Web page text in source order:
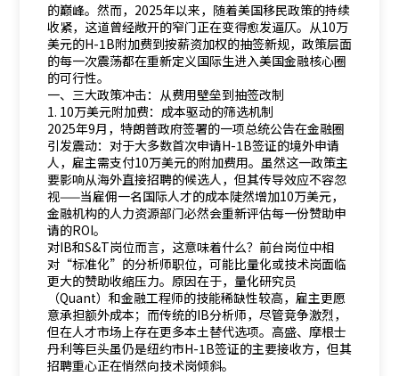
的巅峰。然而，2025年以来，随着美国移民政策的持续
收紧，这道曾经敞开的窄门正在变得愈发逼仄。从10万
美元的H-1B附加费到按薪资加权的抽签新规，政策层面
的每一次震荡都在重新定义国际生进入美国金融核心圈
的可行性。
一、三大政策冲击：从费用壁垒到抽签改制
1. 10万美元附加费：成本驱动的筛选机制
2025年9月，特朗普政府签署的一项总统公告在金融圈
引发震动：对于大多数首次申请H-1B签证的境外申请
人，雇主需支付10万美元的附加费用。虽然这一政策主
要影响从海外直接招聘的候选人，但其传导效应不容忽
视——当雇佣一名国际人才的成本陡然增加10万美元，
金融机构的人力资源部门必然会重新评估每一份赞助申
请的ROI。
对IB和S&T岗位而言，这意味着什么？前台岗位中相
对“标准化”的分析师职位，可能比量化或技术岗面临
更大的赞助收缩压力。原因在于，量化研究员
（Quant）和金融工程师的技能稀缺性较高，雇主更愿
意承担额外成本；而传统的IB分析师，尽管竞争激烈，
但在人才市场上存在更多本土替代选项。高盛、摩根士
丹利等巨头虽仍是纽约市H-1B签证的主要接收方，但其
招聘重心正在悄然向技术岗倾斜。